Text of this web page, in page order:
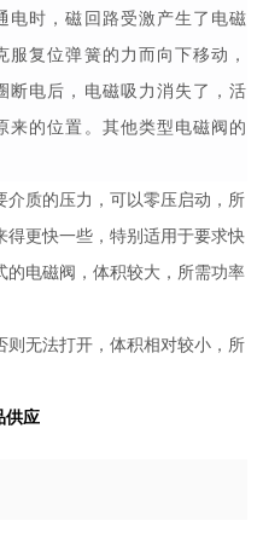
电时，磁回路受激产生了电磁
复位弹簧的力而向下移动，
断电后，电磁吸力消失了，活
来的位置。其他类型电磁阀的
介质的压力，可以零压启动，所
得更快一些，特别适用于要求快
的电磁阀，体积较大，所需功率
则无法打开，体积相对较小，所
供应